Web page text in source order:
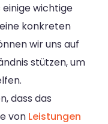
einige wichtige
konkreten
wir uns auf
stützen, um
dass das
von Leistungen